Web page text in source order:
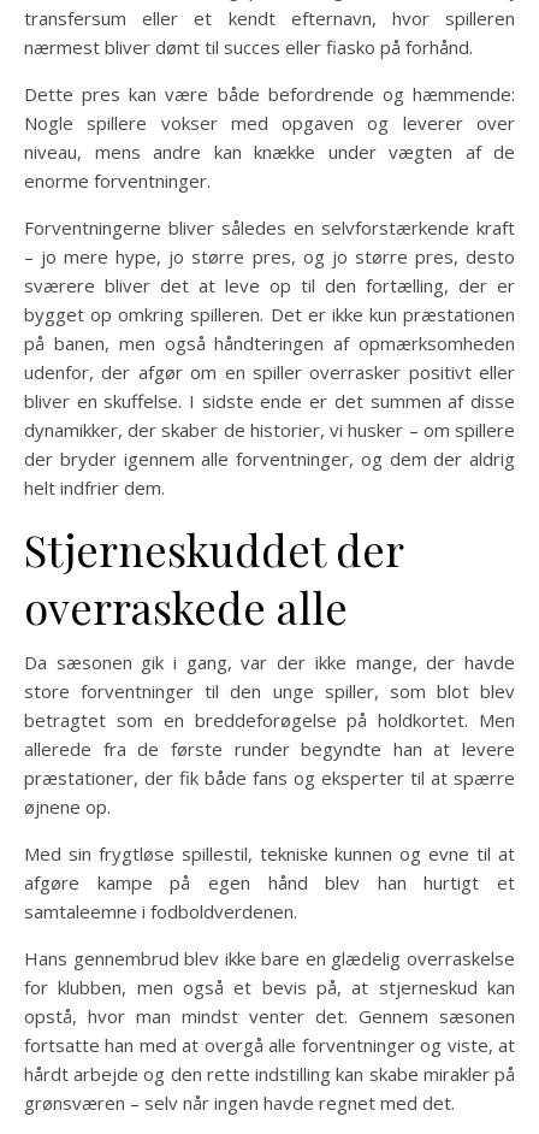
transfersum eller et kendt efternavn, hvor spilleren
nærmest bliver dømt til succes eller fiasko på forhånd.
Dette pres kan være både befordrende og hæmmende:
Nogle spillere vokser med opgaven og leverer over
niveau, mens andre kan knække under vægten af de
enorme forventninger.
Forventningerne bliver således en selvforstærkende kraft
– jo mere hype, jo større pres, og jo større pres, desto
sværere bliver det at leve op til den fortælling, der er
bygget op omkring spilleren. Det er ikke kun præstationen
på banen, men også håndteringen af opmærksomheden
udenfor, der afgør om en spiller overrasker positivt eller
bliver en skuffelse. I sidste ende er det summen af disse
dynamikker, der skaber de historier, vi husker – om spillere
der bryder igennem alle forventninger, og dem der aldrig
helt indfrier dem.
Stjerneskuddet der
overraskede alle
Da sæsonen gik i gang, var der ikke mange, der havde
store forventninger til den unge spiller, som blot blev
betragtet som en breddeforøgelse på holdkortet. Men
allerede fra de første runder begyndte han at levere
præstationer, der fik både fans og eksperter til at spærre
øjnene op.
Med sin frygtløse spillestil, tekniske kunnen og evne til at
afgøre kampe på egen hånd blev han hurtigt et
samtaleemne i fodboldverdenen.
Hans gennembrud blev ikke bare en glædelig overraskelse
for klubben, men også et bevis på, at stjerneskud kan
opstå, hvor man mindst venter det. Gennem sæsonen
fortsatte han med at overgå alle forventninger og viste, at
hårdt arbejde og den rette indstilling kan skabe mirakler på
grønsværen – selv når ingen havde regnet med det.